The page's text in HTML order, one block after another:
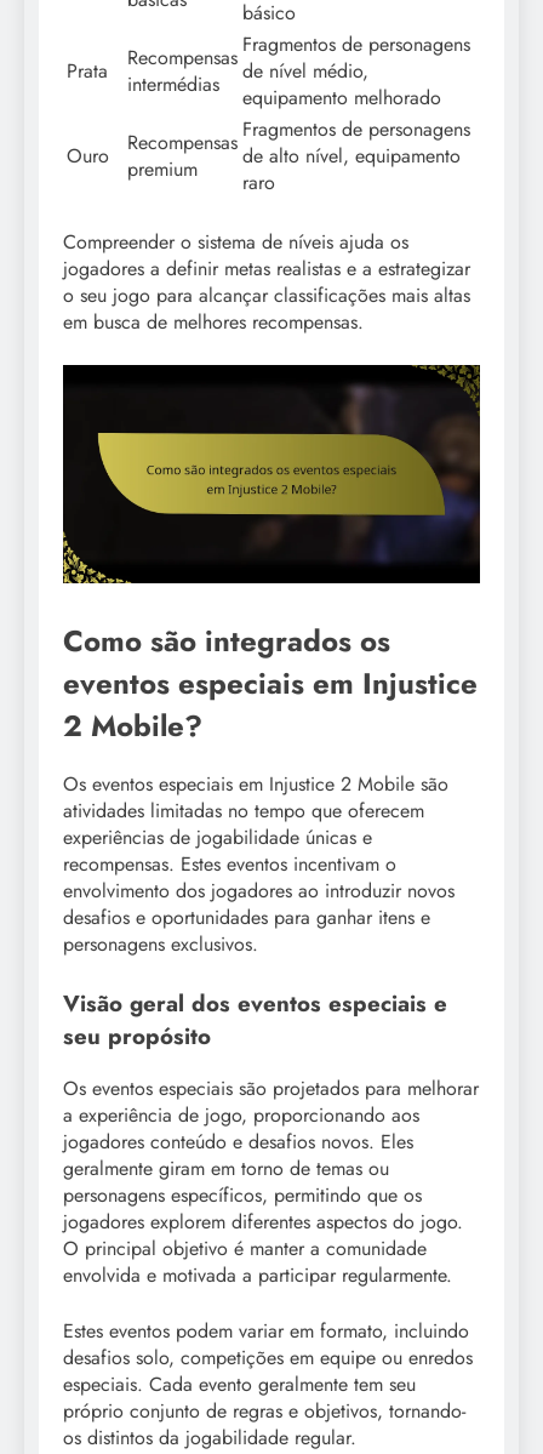
básico
Prata
Recompensas
intermédias
Fragmentos de personagens
de nível médio,
equipamento melhorado
Ouro
Recompensas
premium
Fragmentos de personagens
de alto nível, equipamento
raro
Compreender o sistema de níveis ajuda os
jogadores a definir metas realistas e a estrategizar
o seu jogo para alcançar classificações mais altas
em busca de melhores recompensas.
Como são integrados os
eventos especiais em Injustice
2 Mobile?
Os eventos especiais em Injustice 2 Mobile são
atividades limitadas no tempo que oferecem
experiências de jogabilidade únicas e
recompensas. Estes eventos incentivam o
envolvimento dos jogadores ao introduzir novos
desafios e oportunidades para ganhar itens e
personagens exclusivos.
Visão geral dos eventos especiais e
seu propósito
Os eventos especiais são projetados para melhorar
a experiência de jogo, proporcionando aos
jogadores conteúdo e desafios novos. Eles
geralmente giram em torno de temas ou
personagens específicos, permitindo que os
jogadores explorem diferentes aspectos do jogo.
O principal objetivo é manter a comunidade
envolvida e motivada a participar regularmente.
Estes eventos podem variar em formato, incluindo
desafios solo, competições em equipe ou enredos
especiais. Cada evento geralmente tem seu
próprio conjunto de regras e objetivos, tornando-
os distintos da jogabilidade regular.